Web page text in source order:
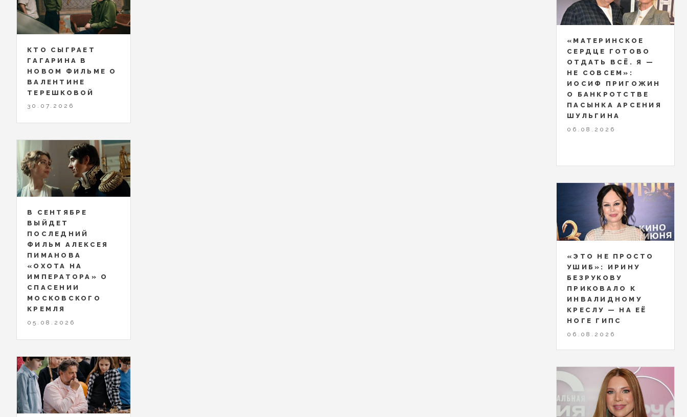
КТО СЫГРАЕТ
ГАГАРИНА В
НОВОМ ФИЛЬМЕ О
ВАЛЕНТИНЕ
ТЕРЕШКОВОЙ
30.07.2026
В СЕНТЯБРЕ
ВЫЙДЕТ
ПОСЛЕДНИЙ
ФИЛЬМ АЛЕКСЕЯ
ПИМАНОВА
«ОХОТА НА
ИМПЕРАТОРА» О
СПАСЕНИИ
МОСКОВСКОГО
КРЕМЛЯ
05.08.2026
«МАТЕРИНСКОЕ
СЕРДЦЕ ГОТОВО
ОТДАТЬ ВСЁ. Я —
НЕ СОВСЕМ»:
ИОСИФ ПРИГОЖИН
О БАНКРОТСТВЕ
ПАСЫНКА АРСЕНИЯ
ШУЛЬГИНА
06.08.2026
«ЭТО НЕ ПРОСТО
УШИБ»: ИРИНУ
БЕЗРУКОВУ
ПРИКОВАЛО К
ИНВАЛИДНОМУ
КРЕСЛУ — НА ЕЁ
НОГЕ ГИПС
06.08.2026